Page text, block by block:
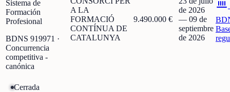
Sistema de
Formación
Profesional
BDNS 919971 ·
Concurrencia
competitiva -
canónica
A LA
FORMACIÓ
CONTÍNUA DE
CATALUNYA
9.490.000 €
de 2026
— 09 de
septiembre
de 2026
Cerrada